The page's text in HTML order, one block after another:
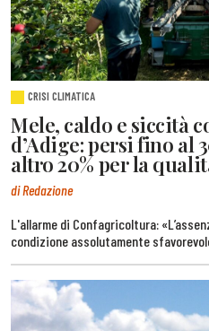
CRISI CLIMATICA
Mele, caldo e siccità
d’Adige: persi fino al
altro 20% per la
di Redazione
L'allarme di Confagricoltura:
condizione assolutamente